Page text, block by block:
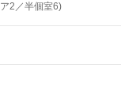
2／半個室6)